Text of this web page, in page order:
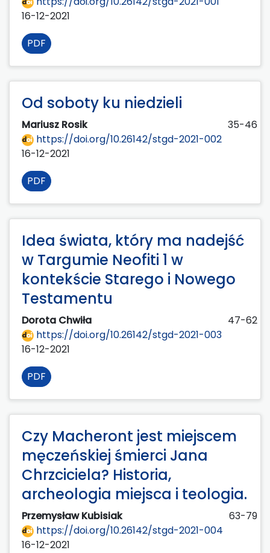
16-12-2021
PDF
Od soboty ku niedzieli
Mariusz Rosik
35-46
https://doi.org/10.26142/stgd-2021-002
16-12-2021
PDF
Idea świata, który ma nadejść
w Targumie Neofiti 1 w
kontekście Starego i Nowego
Testamentu
Dorota Chwiła
47-62
https://doi.org/10.26142/stgd-2021-003
16-12-2021
PDF
Czy Macheront jest miejscem
męczeńskiej śmierci Jana
Chrzciciela? Historia,
archeologia miejsca i teologia.
Przemysław Kubisiak
63-79
https://doi.org/10.26142/stgd-2021-004
16-12-2021